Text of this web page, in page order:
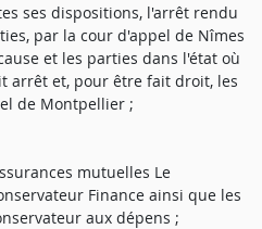
ses dispositions, l'arrêt rendu
par la cour d'appel de Nîmes
et les parties dans l'état où
arrêt et, pour être fait droit, les
de Montpellier ;
mutuelles Le
Finance ainsi que les
aux dépens ;